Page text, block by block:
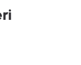
ri